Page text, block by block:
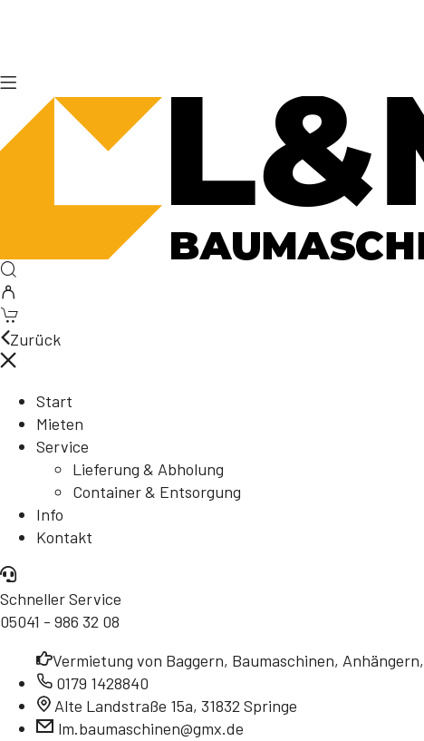
Zurück
Start
Mieten
Service
Lieferung & Abholung
Container & Entsorgung
Info
Kontakt
Schneller Service
05041 - 986 32 08
Vermietung von Baggern, Baumaschinen,
0179 1428840
Alte Landstraße 15a, 31832 Springe
lm.baumaschinen@gmx.de